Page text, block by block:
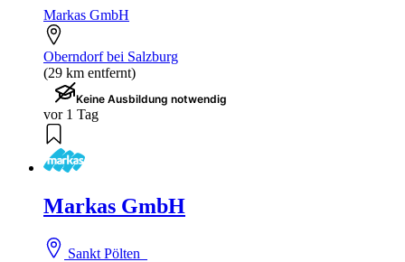
Markas GmbH
Oberndorf bei Salzburg
(29 km entfernt)
Keine Ausbildung notwendig
vor 1 Tag
Markas GmbH
Sankt Pölten